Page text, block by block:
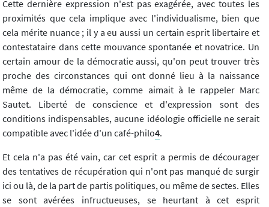
Cette dernière expression n'est pas exagérée, avec toutes les
proximités que cela implique avec l'individualisme, bien que
cela mérite nuance ; il y a eu aussi un certain esprit libertaire et
contestataire dans cette mouvance spontanée et novatrice. Un
certain amour de la démocratie aussi, qu'on peut trouver très
proche des circonstances qui ont donné lieu à la naissance
même de la démocratie, comme aimait à le rappeler Marc
Sautet. Liberté de conscience et d'expression sont des
conditions indispensables, aucune idéologie officielle ne serait
compatible avec l'idée d'un café-philo4.
Et cela n'a pas été vain, car cet esprit a permis de décourager
des tentatives de récupération qui n'ont pas manqué de surgir
ici ou là, de la part de partis politiques, ou même de sectes. Elles
se sont avérées infructueuses, se heurtant à cet esprit